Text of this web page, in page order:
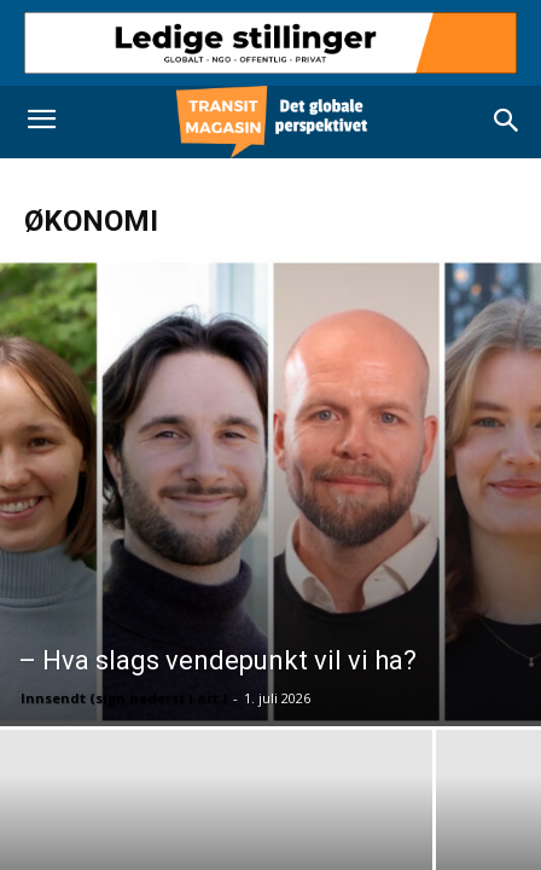
ØKONOMI
– Hva slags vendepunkt vil vi ha?
Innsendt (sign nederst i art.) - 1. juli 2026